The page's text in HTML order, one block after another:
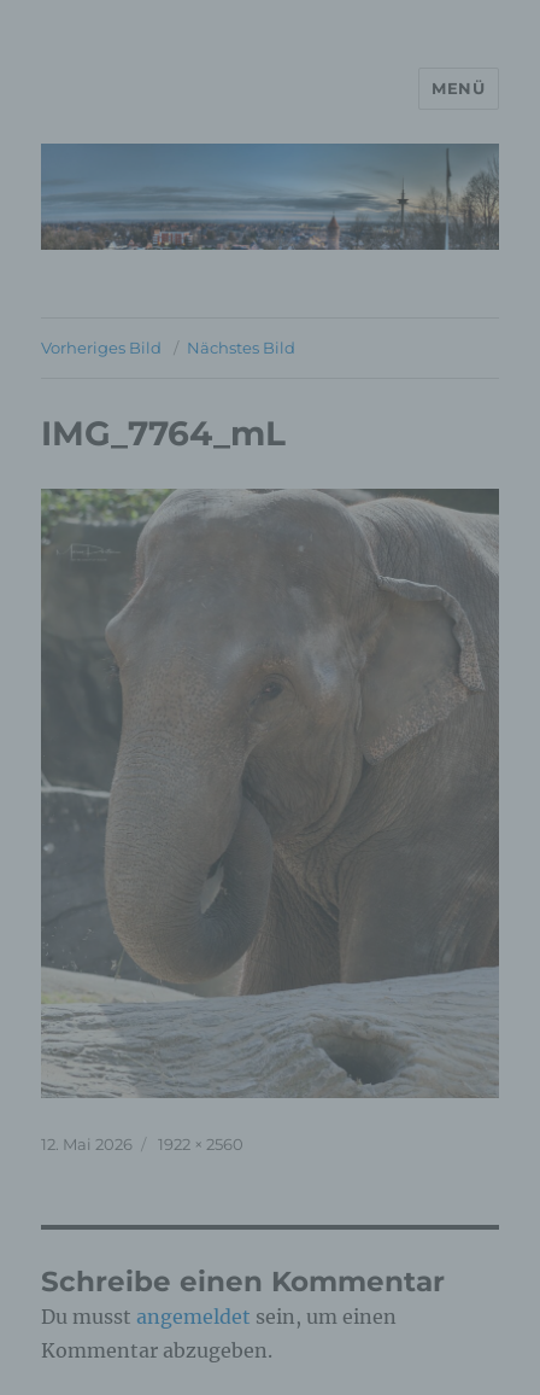
MP Mario Porten Beratung
Training Coaching
MENÜ
Vorheriges Bild Nächstes Bild
IMG_7764_mL
Veröffentlicht
12. Mai 2026 Originalgröße
1922 × 2560
Schreibe einen Kommentar
Du musst angemeldet sein, um einen
Kommentar abzugeben.